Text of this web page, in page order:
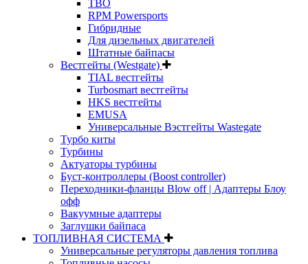
TBO
RPM Powersports
Гибридные
Для дизельных двигателей
Штатные байпасы
Вестгейты (Westgate)
TIAL вестгейты
Turbosmart вестгейты
HKS вестгейты
EMUSA
Универсальные Вэстгейты Wastegate
Турбо киты
Турбины
Актуаторы турбины
Буст-контроллеры (Boost controller)
Переходники-фланцы Blow off | Адаптеры Блоу
офф
Вакуумные адаптеры
Заглушки байпаса
ТОПЛИВНАЯ СИСТЕМА
Универсальные регуляторы давления топлива